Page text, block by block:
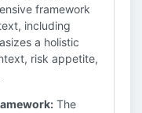
framework
including
a holistic
risk appetite,
The